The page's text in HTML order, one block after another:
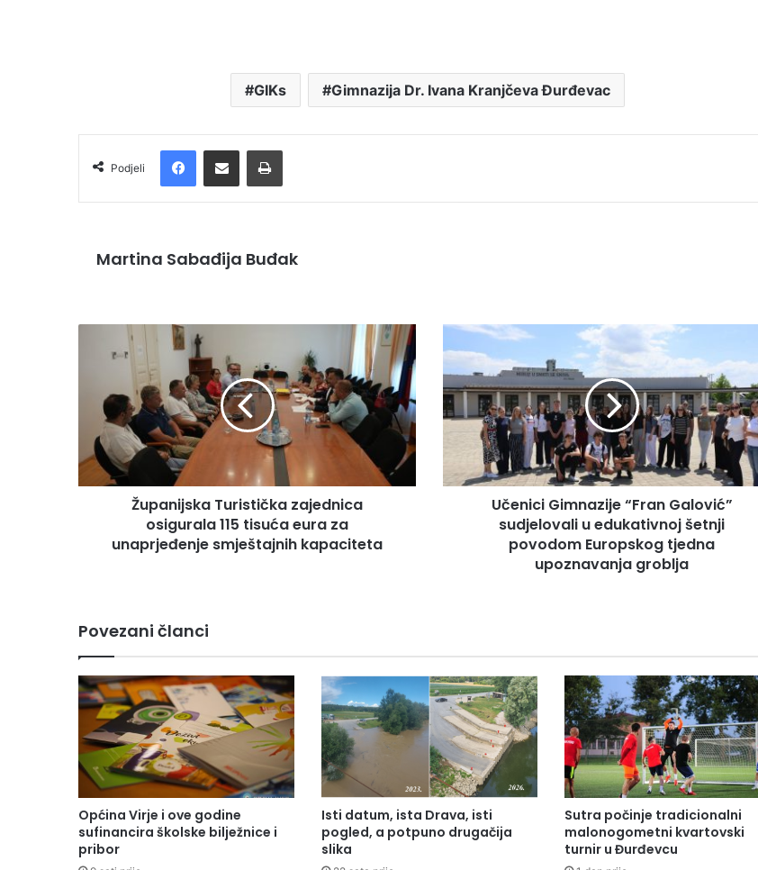
GIKs Gimnazija Dr. Ivana Kranjčeva Đurđevac
Podjeli
Martina Sabađija Buđak
Županijska Turistička zajednica
osigurala 115 tisuća eura za
unaprjeđenje smještajnih kapaciteta
Učenici Gimnazije “Fran Galović”
sudjelovali u edukativnoj šetnji
povodom Europskog tjedna
upoznavanja groblja
Povezani članci
Općina Virje i ove godine
sufinancira školske bilježnice i
pribor
Isti datum, ista Drava, isti
pogled, a potpuno drugačija
slika
Sutra počinje tradicionalni
malonogometni kvartovski
turnir u Đurđevcu